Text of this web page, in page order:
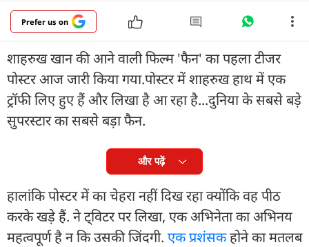
Prefer us on
शाहरुख खान की आने वाली फिल्म 'फैन' का पहला टीजर
पोस्टर आज जारी किया गया.पोस्टर में शाहरुख हाथ में एक
ट्रॉफी लिए हुए हैं और लिखा है आ रहा है...दुनिया के सबसे बड़े
सुपरस्टार का सबसे बड़ा फैन.
और पढ़ें
हालांकि पोस्टर में का चेहरा नहीं दिख रहा क्योंकि वह पीठ
करके खड़े हैं. ने ट्विटर पर लिखा, एक अभिनेता का अभिनय
महत्वपूर्ण है न कि उसकी जिंदगी. एक प्रशंसकहोने का मतलब